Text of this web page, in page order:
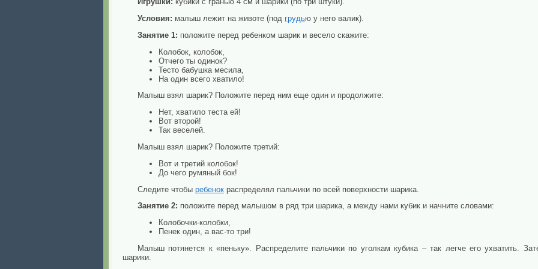
Условия: малыш лежит на животе (под грудью у него валик).
Занятие 1: положите перед ребенком шарик и весело скажите:
Колобок, колобок,
Отчего ты одинок?
Тесто бабушка месила,
На один всего хватило!
Малыш взял шарик? Положите перед ним еще один и продолжите:
Нет, хватило теста ей!
Вот второй!
Так веселей.
Малыш взял шарик? Положите третий:
Вот и третий колобок!
До чего румяный бок!
Следите чтобы ребенок распределял пальчики по всей поверхности шарика.
Занятие 2: положите перед малышом в ряд три шарика, а между нами кубик и начните словами:
Колобочки-колобки,
Пенек один, а вас-то три!
Малыш потянется к «пеньку». Распределите пальчики по уголкам кубика – так легче его ухватить.
шарики.